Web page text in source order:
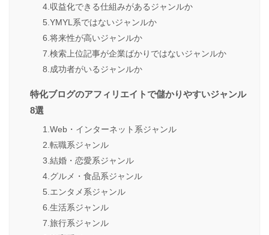
4.収益化できる仕組みがあるジャンルか
5.YMYL系ではないジャンルか
6.将来性が高いジャンルか
7.検索上位記事が企業ばかりではないジャンルか
8.成功者がいるジャンルか
特化ブログのアフィリエイトで儲かりやすいジャンル
8選
1.Web・インターネット系ジャンル
2.転職系ジャンル
3.結婚・恋愛系ジャンル
4.グルメ・食品系ジャンル
5.エンタメ系ジャンル
6.生活系ジャンル
7.旅行系ジャンル